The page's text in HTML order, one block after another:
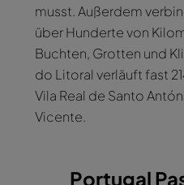
musst. Außerdem
über Hunderte von
Buchten, Grotten und
do Litoral verläuft fast
Vila Real de Santo
Vicente.
Portugal